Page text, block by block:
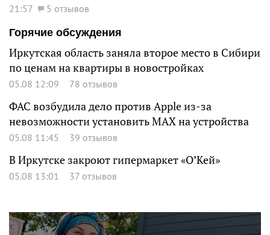
21:57
5 отзывов
Горячие обсуждения
Иркутская область заняла второе место в Сибири
по ценам на квартиры в новостройках
05.08 12:09 78 отзывов
ФАС возбудила дело против Apple из-за
невозможности установить MAX на устройства
05.08 11:45 39 отзывов
В Иркутске закроют гипермаркет «О’Кей»
05.08 13:01 37 отзывов